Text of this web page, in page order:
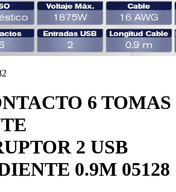
6 TOMAS
2 USB
0.9M 05128